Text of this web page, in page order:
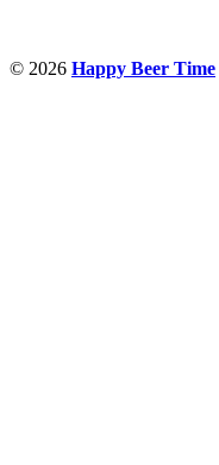
© 2026 Happy Beer Time